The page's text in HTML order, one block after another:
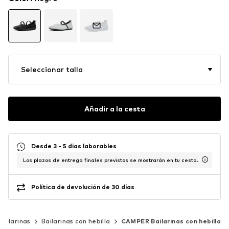
Seleccionar talla
Añadir a la cesta
Desde 3 - 5 días laborables
Los plazos de entrega finales previstos se mostrarán en tu cesta.
Política de devolución de 30 días
Bailarinas con hebilla CAMPER Bailarinas con hebilla